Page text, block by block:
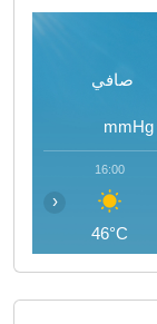
صافي
mmHg
16:00
46°C
‹